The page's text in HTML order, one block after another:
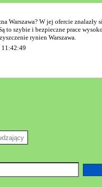
Warszawa? W jej ofercie
to szybie i bezpieczne prace
rynien Warszawa.
11:42:49